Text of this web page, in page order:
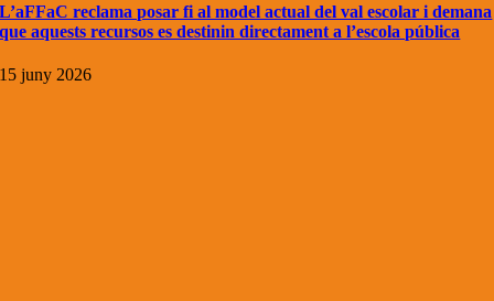
L’aFFaC reclama posar fi al model actual del val escolar i demana
que aquests recursos es destinin directament a l’escola pública
15 juny 2026